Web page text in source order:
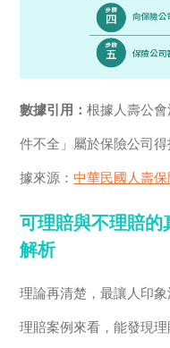
數據引用：根據人壽公
件不全」屬於保險公司
據來源：中華民國人壽
可理賠與不理賠
解析
理論再清楚，最讓人印
理賠案例來看，能發現